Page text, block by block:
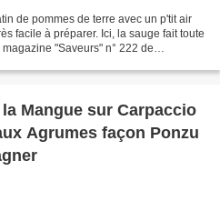
de pommes de terre avec un p'tit air
facile à préparer. Ici, la sauge fait toute
"Saveurs" n° 222 de
Mangue sur Carpaccio
Agrumes façon Ponzu